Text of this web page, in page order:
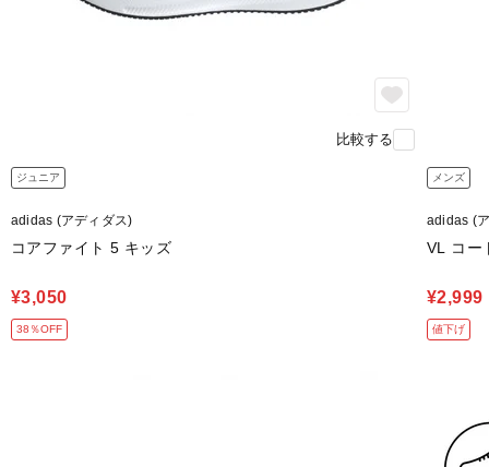
比較する
ジュニア
adidas (アディダス)
コアファイト 5 キッズ
¥3,050
38％OFF
メンズ
adidas (
VL コー
¥2,999
値下げ